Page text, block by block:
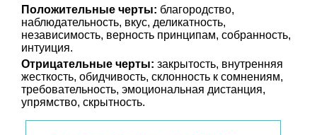
Положительные черты: благородство,
наблюдательность, вкус, деликатность,
независимость, верность принципам, собранность,
интуиция.
Отрицательные черты: закрытость, внутренняя
жесткость, обидчивость, склонность к сомнениям,
требовательность, эмоциональная дистанция,
упрямство, скрытность.